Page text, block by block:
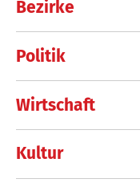
Bezirke
Politik
Wirtschaft
Kultur